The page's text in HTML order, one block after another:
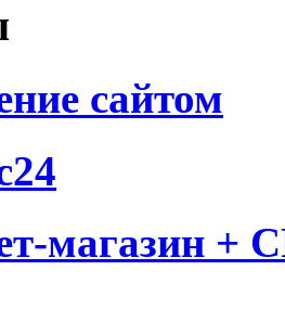
сайтом
магазин +